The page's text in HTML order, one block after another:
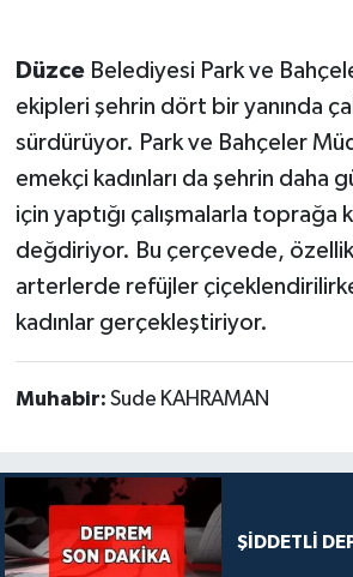
DüzceBelediyesi Park ve
ekipleri şehrin dört bir yanında
sürdürüyor. Park ve Bahçeler
emekçi kadınları da şehrin daha
için yaptığı çalışmalarla toprağa
değdiriyor. Bu çerçevede,
arterlerde refüjler
kadınlar gerçekleştiriyor.
Muhabir: Sude KAHRAMAN
ŞİDDETLİ